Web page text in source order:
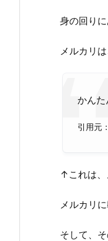
身の回り
メルカリ
かんた
引用元
↑これは、
メルカリ
そして、